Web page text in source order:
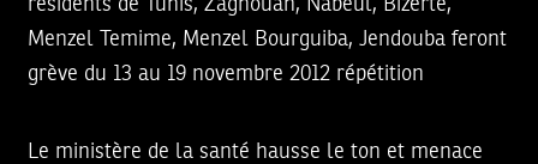
résidents de Tunis, Zaghouan, Nabeul, Bizerte,
Menzel Temime, Menzel Bourguiba, Jendouba feront
grève du 13 au 19 novembre 2012 répétition
Le ministère de la santé hausse le ton et menace